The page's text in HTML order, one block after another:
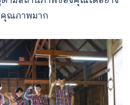
ณภาพมาก